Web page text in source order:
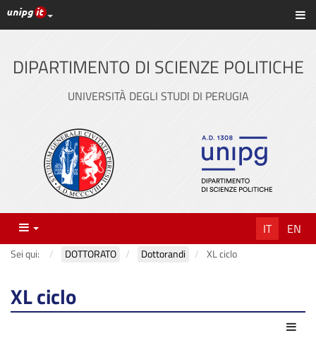
Vai
al
principale
Link ai principali servizi web di Ateneo
DIPARTIMENTO DI SCIENZE POLITICHE
UNIVERSITÀ DEGLI STUDI DI PERUGIA
Menu IT EN
Sei qui: DOTTORATO Dottorandi XL ciclo
XL ciclo